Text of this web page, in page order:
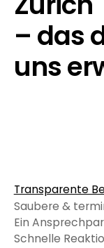
– das
uns
Transparente
Saubere &
Ein
Schnelle